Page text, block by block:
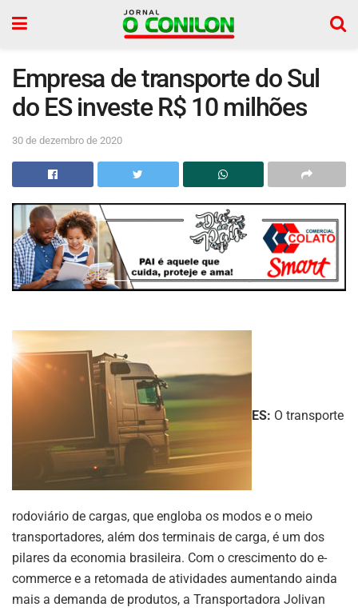
Empresa de transporte do Sul
do ES investe R$ 10 milhões
30 de dezembro de 2020
ES: O transporte
rodoviário de cargas, que engloba os modos e o meio
transportadores, além dos terminais de carga, é um dos
pilares da economia brasileira. Com o crescimento do e-
commerce e a retomada de atividades aumentando ainda
mais a demanda de produtos, a Transportadora Jolivan